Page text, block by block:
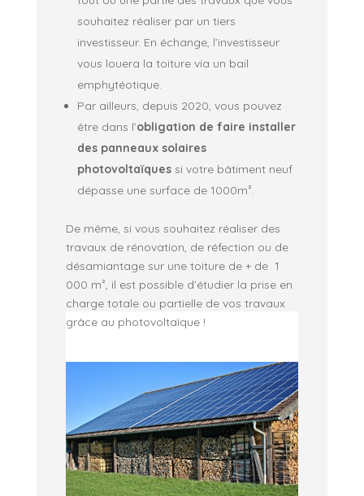
souhaitez réaliser par un tiers
investisseur. En échange, l’investisseur
vous louera la toiture via un bail
emphytéotique.
Par ailleurs, depuis 2020, vous pouvez
être dans l’obligation de faire installer
des panneaux solaires
photovoltaïquessi votre bâtiment neuf
dépasse une surface de 1000m².
De même, si vous souhaitez réaliser des
travaux de rénovation, de réfection ou de
désamiantage sur une toiture de + de 1
000 m², il est possible d’étudier la prise en
charge totale ou partielle de vos travaux
grâce au photovoltaïque !